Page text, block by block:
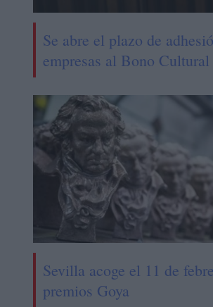
Se abre el plazo de
empresas al Bono Cultural
Sevilla acoge el 11 de
premios Goya